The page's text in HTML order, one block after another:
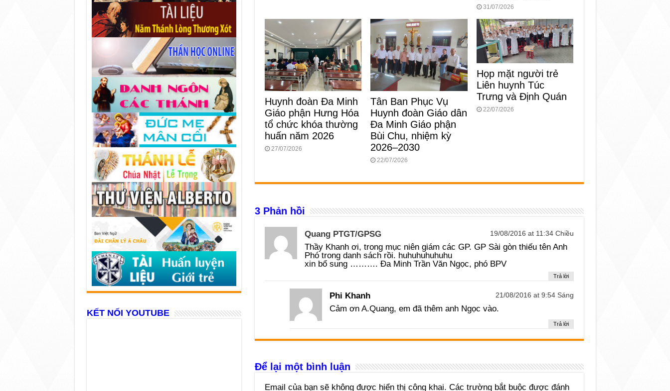
31/07/2026
Huynh đoàn Đa Minh
Giáo phận Hưng Hóa
tổ chức khóa thường
huấn năm 2026
27/07/2026
Tân Ban Phục Vụ
Huynh đoàn Giáo dân
Đa Minh Giáo phận
Bùi Chu, nhiệm kỳ
2026–2030
22/07/2026
Họp mặt người trẻ
Liên huynh Túc
Trưng và Định Quán
22/07/2026
3 Phản hồi
Quang PTGT/GPSG 19/08/2016 at 11:34 Chiều
Thầy Khanh ơi, trong mục niên giám các GP. GP Sài gòn thiếu tên Anh
Phó trong danh sách rồi. huhuhuhuhuhu
xin bổ sung ………. Đa Minh Trần Văn Ngọc, phó BPV
Trả lời
Phi Khanh 21/08/2016 at 9:54 Sáng
Cảm ơn A.Quang, em đã thêm anh Ngọc vào.
Trả lời
Để lại một bình luận
Email của bạn sẽ không được hiển thị công khai. Các trường bắt buộc được đánh
KẾT NỐI YOUTUBE